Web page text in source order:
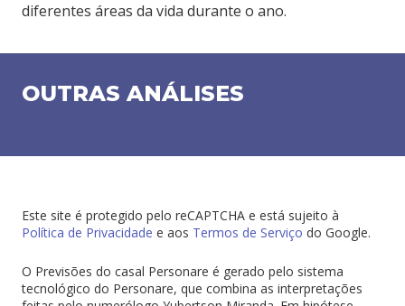
diferentes áreas da vida durante o ano.
OUTRAS ANÁLISES
Este site é protegido pelo reCAPTCHA e está sujeito à
Política de Privacidade e aos Termos de Serviço do Google.
O Previsões do casal Personare é gerado pelo sistema
tecnológico do Personare, que combina as interpretações